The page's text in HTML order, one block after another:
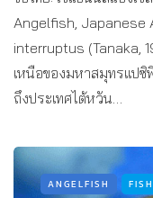
Angelfish, Japanese
interruptus (Tanaka,
เหนือของมหาสมุทรแป
ถึงประเทศไต้หวัน…
ANGELFISH FISH